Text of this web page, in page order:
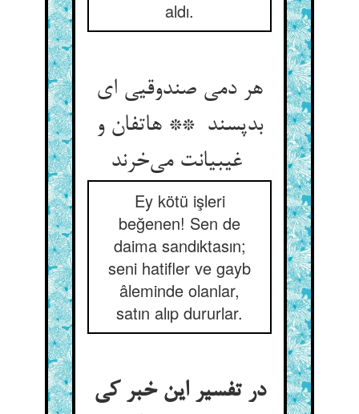
aldı.
هر دمی صندوقیی ای
بدپسند ** هاتفان و
Ey kötü işleri
beğenen! Sen de
daima sandıktasın;
seni hatifler ve gayb
âleminde olanlar,
satın alıp dururlar.
در تفسیر این خبر کی